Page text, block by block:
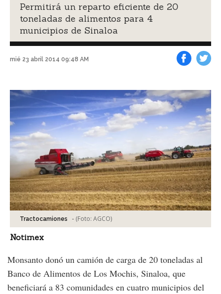
Permitirá un reparto eficiente de 20
toneladas de alimentos para 4
municipios de Sinaloa
mié 23 abril 2014 09:48 AM
Tractocamiones - (Foto: AGCO)
Notimex
Monsanto donó un camión de carga de 20 toneladas al
Banco de Alimentos de Los Mochis, Sinaloa, que
beneficiará a 83 comunidades en cuatro municipios del